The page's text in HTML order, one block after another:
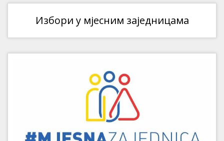
Избори у мјесним заједницама